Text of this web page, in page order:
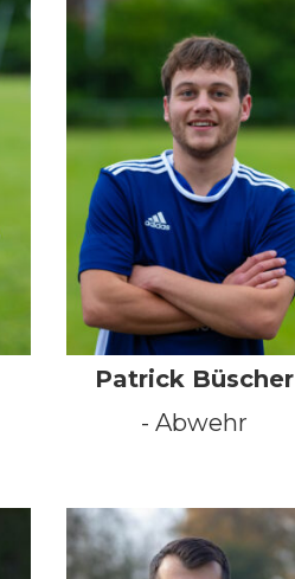
Patrick Büscher
- Abwehr